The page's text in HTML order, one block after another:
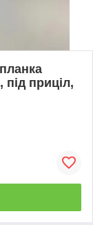
приціл,